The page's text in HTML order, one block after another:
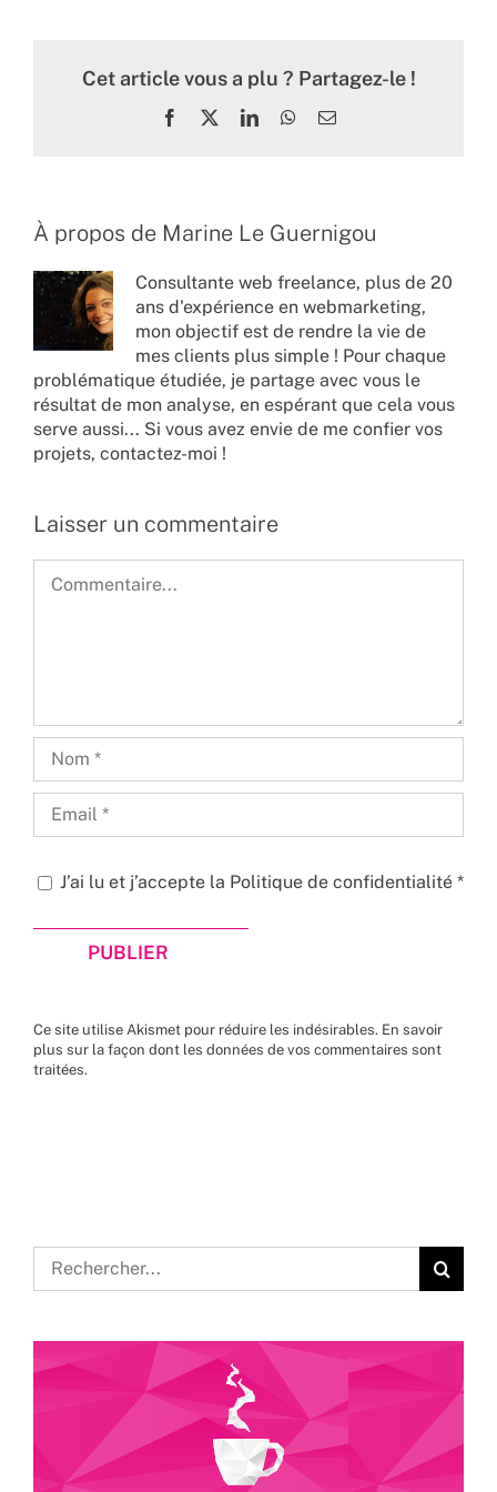
Cet article vous a plu ? Partagez-le !
Facebook LinkedInWhatsApp
Email
À propos de Marine Le Guernigou
Consultante web freelance, plus de 20
ans d'expérience en webmarketing,
mon objectif est de rendre la vie de
mes clients plus simple ! Pour chaque
problématique étudiée, je partage avec vous le
résultat de mon analyse, en espérant que cela vous
serve aussi... Si vous avez envie de me confier vos
projets, contactez-moi !
Laisser un commentaire
J’ai lu et j’accepte la Politique de confidentialité *
Ce site utilise Akismet pour réduire les indésirables. En savoir
plus sur la façon dont les données de vos commentaires sont
traitées.
Rechercher: